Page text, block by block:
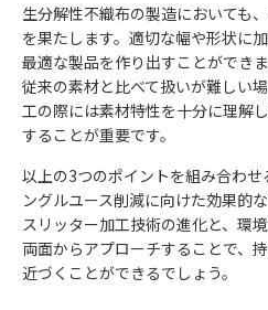
生分解性不織布の製造においても
を果たします。適切な幅や形状に
最適な製品を作り出すことができ
従来の素材と比べて扱いが難しい
工の際には素材特性を十分に理解
することが重要です。
以上の3つのポイントを組み合わ
ングルユース削減に向けた効果的
スリッター加工技術の進化と、環
両面からアプローチすることで、
近づくことができるでしょう。